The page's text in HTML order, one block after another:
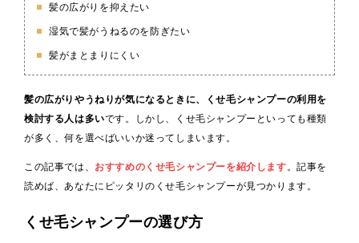
髪の広がりを抑えたい
湿気で髪がうねるのを防ぎたい
髪がまとまりにくい
髪の広がりやうねりが気になるときに、くせ毛シャンプーの利用を
検討する人は多いです。しかし、くせ毛シャンプーといっても種類
が多く、何を選べばいいか迷ってしまいます。
この記事では、 おすすめのくせ毛シャンプーを紹介します 。記事を
読めば、あなたにピッタリのくせ毛シャンプーが見つかります。
くせ毛シャンプーの選び方